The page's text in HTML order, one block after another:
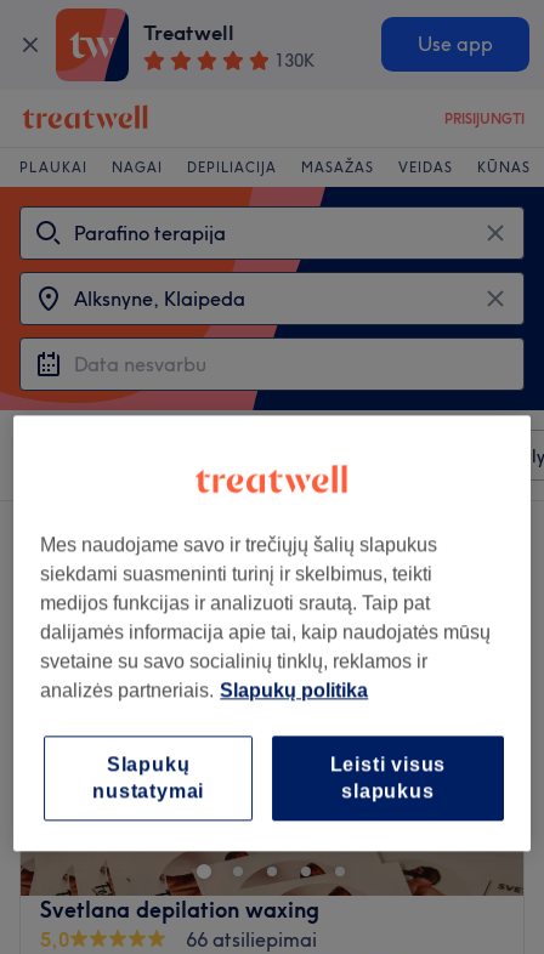
Treatwell
130K
Use app
PRISIJUNGTI
PLAUKAI NAGAI DEPILIACIJA MASAŽAS VEIDAS KŪNAS
Greiti
Svetlana depilation waxing
5,0
66 atsiliepimai
Mes naudojame savo ir trečiųjų šalių slapukus
siekdami suasmeninti turinį ir skelbimus, teikti
medijos funkcijas ir analizuoti srautą. Taip pat
dalijamės informacija apie tai, kaip naudojatės mūsų
svetaine su savo socialinių tinklų, reklamos ir
analizės partneriais. Slapukų politika
Leisti visus
slapukus
Slapukų
nustatymai